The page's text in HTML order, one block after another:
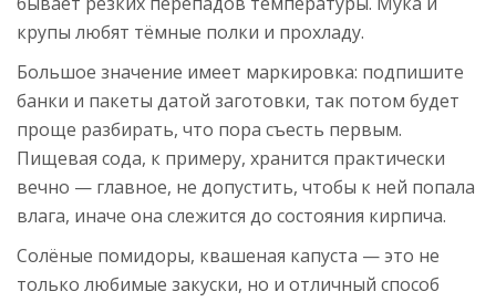
крупы любят тёмные полки и прохладу.
Большое значение имеет маркировка: подпишите
банки и пакеты датой заготовки, так потом будет
проще разбирать, что пора съесть первым.
Пищевая сода, к примеру, хранится практически
вечно — главное, не допустить, чтобы к ней попала
влага, иначе она слежится до состояния кирпича.
Солёные помидоры, квашеная капуста — это не
только любимые закуски, но и отличный способ